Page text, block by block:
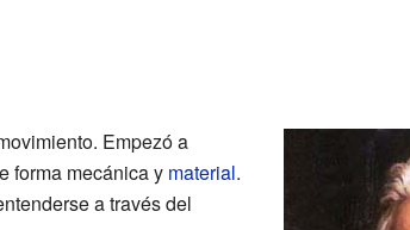
Empezó a
forma mecánica y material.
a través del